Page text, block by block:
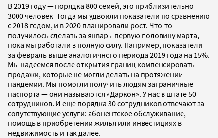
В 2019 году — порядка 800 семей, это приблизительно
3000 человек. Тогда мы удвоили показатели по сравнению
с 2018 годом, и в 2020 планировали рост. Что-то
получилось сделать за январь-первую половину марта,
пока мы работали в полную силу. Например, показатели
за февраль выше аналогичного периода 2019 года на 15%.
Мы надеемся после открытия границ компенсировать
продажи, которые не могли делать на протяжении
пандемии. Мы помогли получить людям заграничные
паспорта — они называются «Даркон». У нас в штате 50
сотрудников. И еще порядка 30 сотрудников отвечают за
сопутствующие услуги: абонентское обслуживание,
помощь в приобретении жилья или инвестициях в
недвижимость и так далее.